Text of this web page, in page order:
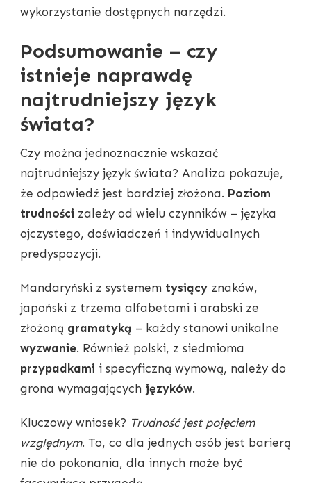
wykorzystanie dostępnych narzędzi.
Podsumowanie – czy
istnieje naprawdę
najtrudniejszy język
świata?
Czy można jednoznacznie wskazać
najtrudniejszy język świata? Analiza pokazuje,
że odpowiedź jest bardziej złożona. Poziom
trudności zależy od wielu czynników – języka
ojczystego, doświadczeń i indywidualnych
predyspozycji.
Mandaryński z systemem tysiący znaków,
japoński z trzema alfabetami i arabski ze
złożoną gramatyką – każdy stanowi unikalne
wyzwanie. Również polski, z siedmioma
przypadkami i specyficzną wymową, należy do
grona wymagających języków.
Kluczowy wniosek? Trudność jest pojęciem
względnym. To, co dla jednych osób jest barierą
nie do pokonania, dla innych może być